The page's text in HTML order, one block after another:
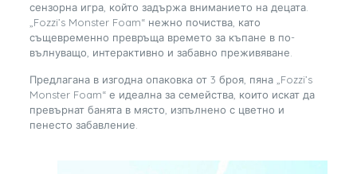
сензорна игра, който задържа вниманието на децата.
„Fozzi’s Monster Foam“ нежно почиства, като
същевременно превръща времето за къпане в по-
вълнуващо, интерактивно и забавно преживяване.
Предлагана в изгодна опаковка от 3 броя, пяна „Fozzi’s
Monster Foam“ е идеална за семейства, които искат да
превърнат банята в място, изпълнено с цветно и
пенесто забавление.